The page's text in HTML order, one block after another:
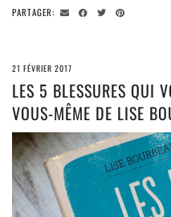
PARTAGER:
21 FÉVRIER 2017
LES 5 BLESSURES QUI
VOUS-MÊME DE LISE